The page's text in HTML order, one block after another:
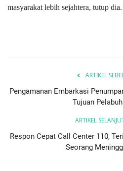
masyarakat lebih sejahtera, tutup
ARTIKEL
Pengamanan Embarkasi
Tujuan
ARTIKEL
Respon Cepat Call Center 110,
Seorang